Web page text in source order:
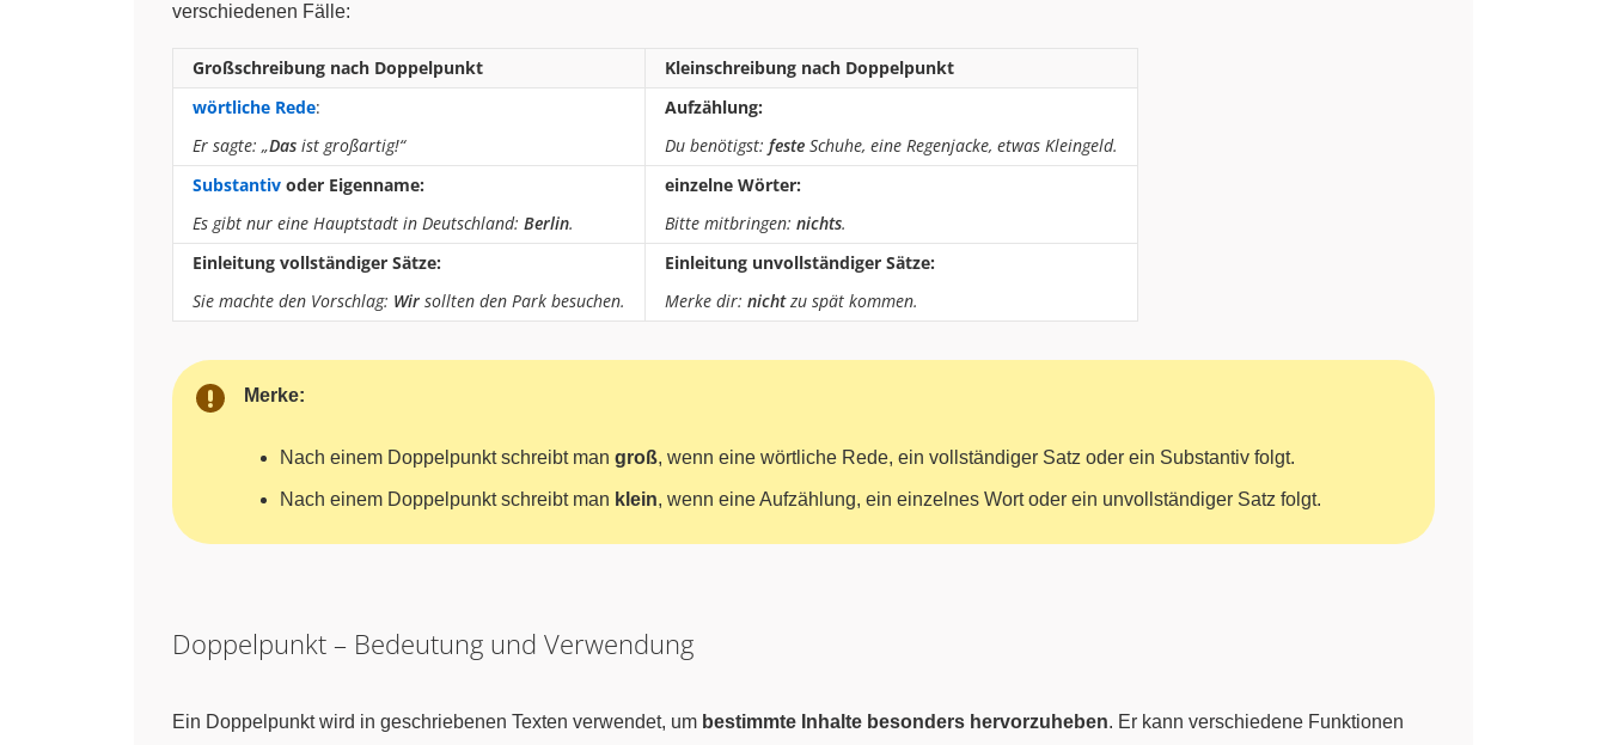
verschiedenen Fälle:
Großschreibung nach Doppelpunkt Kleinschreibung nach Doppelpunkt
wörtliche Rede:
Er sagte: „Das ist großartig!“
Aufzählung:
Du benötigst: feste Schuhe, eine Regenjacke, etwas Kleingeld.
Substantiv oder Eigenname:
Es gibt nur eine Hauptstadt in Deutschland: Berlin.
einzelne Wörter:
Bitte mitbringen: nichts.
Einleitung vollständiger Sätze:
Sie machte den Vorschlag: Wir sollten den Park besuchen.
Einleitung unvollständiger Sätze:
Merke dir: nichtzu spät kommen.
Merke:
Nach einem Doppelpunkt schreibt man groß, wenn eine wörtliche Rede, ein vollständiger Satz oder ein Substantiv folgt.
Nach einem Doppelpunkt schreibt man klein, wenn eine Aufzählung, ein einzelnes Wort oder ein unvollständiger Satz folgt.
Doppelpunkt – Bedeutung und Verwendung
Ein Doppelpunkt wird in geschriebenen Texten verwendet, um bestimmte Inhalte besonders hervorzuheben. Er kann verschiedene Funktionen